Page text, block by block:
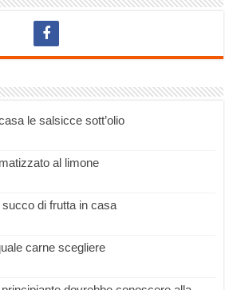
le salsicce sott’olio
al limone
di frutta in casa
carne scegliere